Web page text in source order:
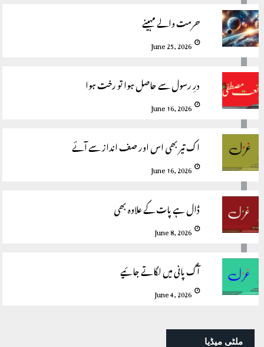
حرمت والے مہینے
June 25, 2026
درِ رسول سے حاصل ہوا تو رخت ہوا
June 16, 2026
اک تیر بھی اس اور صف انداز سے آئے
June 16, 2026
ڈال ہے پات کے علاوہ بھی
June 8, 2026
آگ پانی میں لگاتے جائیے
June 4, 2026
ملٹی میڈیا